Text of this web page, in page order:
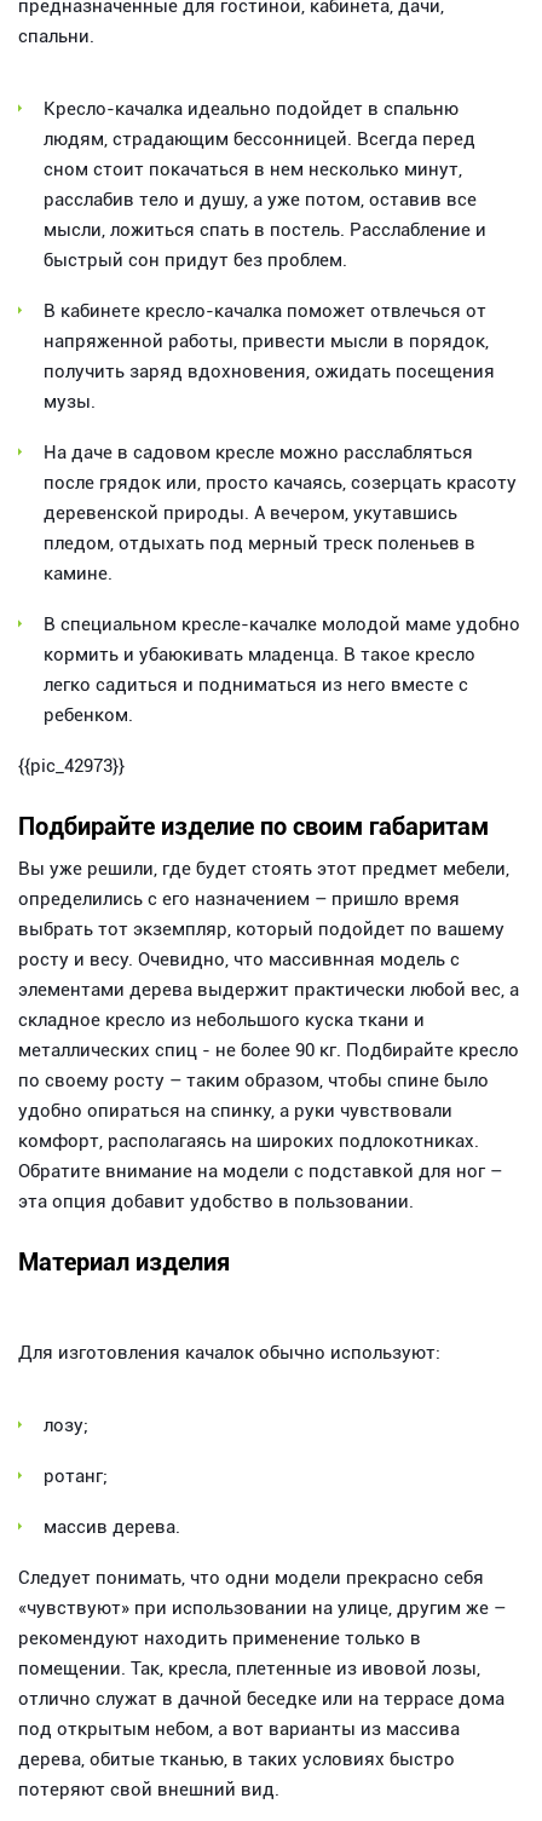
предназначенные для гостиной, кабинета, дачи,
спальни.
Кресло-качалка идеально подойдет в спальню
людям, страдающим бессонницей. Всегда перед
сном стоит покачаться в нем несколько минут,
расслабив тело и душу, а уже потом, оставив все
мысли, ложиться спать в постель. Расслабление и
быстрый сон придут без проблем.
В кабинете кресло-качалка поможет отвлечься от
напряженной работы, привести мысли в порядок,
получить заряд вдохновения, ожидать посещения
музы.
На даче в садовом кресле можно расслабляться
после грядок или, просто качаясь, созерцать красоту
деревенской природы. А вечером, укутавшись
пледом, отдыхать под мерный треск поленьев в
камине.
В специальном кресле-качалке молодой маме удобно
кормить и убаюкивать младенца. В такое кресло
легко садиться и подниматься из него вместе с
ребенком.
{{pic_42973}}
Подбирайте изделие по своим габаритам
Вы уже решили, где будет стоять этот предмет мебели,
определились с его назначением – пришло время
выбрать тот экземпляр, который подойдет по вашему
росту и весу. Очевидно, что массивнная модель с
элементами дерева выдержит практически любой вес, а
складное кресло из небольшого куска ткани и
металлических спиц - не более 90 кг. Подбирайте кресло
по своему росту – таким образом, чтобы спине было
удобно опираться на спинку, а руки чувствовали
комфорт, располагаясь на широких подлокотниках.
Обратите внимание на модели с подставкой для ног –
эта опция добавит удобство в пользовании.
Материал изделия
Для изготовления качалок обычно используют:
лозу;
ротанг;
массив дерева.
Следует понимать, что одни модели прекрасно себя
«чувствуют» при использовании на улице, другим же –
рекомендуют находить применение только в
помещении. Так, кресла, плетенные из ивовой лозы,
отлично служат в дачной беседке или на террасе дома
под открытым небом, а вот варианты из массива
дерева, обитые тканью, в таких условиях быстро
потеряют свой внешний вид.